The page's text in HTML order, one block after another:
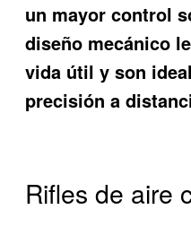
un mayor control
diseño mecánico
vida útil y son
precisión a
Rifles de aire